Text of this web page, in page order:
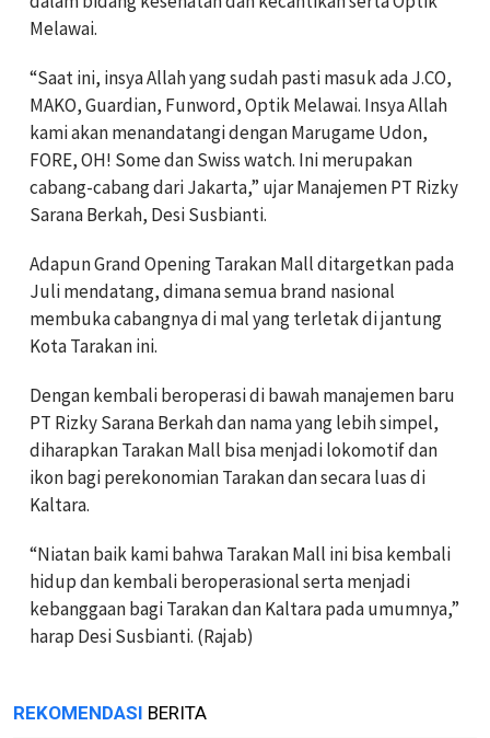
Melawai.
“Saat ini, insya Allah yang sudah pasti masuk ada J.CO,
MAKO, Guardian, Funword, Optik Melawai. Insya Allah
kami akan menandatangi dengan Marugame Udon,
FORE, OH! Some dan Swiss watch. Ini merupakan
cabang-cabang dari Jakarta,” ujar Manajemen PT Rizky
Sarana Berkah, Desi Susbianti.
Adapun Grand Opening Tarakan Mall ditargetkan pada
Juli mendatang, dimana semua brand nasional
membuka cabangnya di mal yang terletak di jantung
Kota Tarakan ini.
Dengan kembali beroperasi di bawah manajemen baru
PT Rizky Sarana Berkah dan nama yang lebih simpel,
diharapkan Tarakan Mall bisa menjadi lokomotif dan
ikon bagi perekonomian Tarakan dan secara luas di
Kaltara.
“Niatan baik kami bahwa Tarakan Mall ini bisa kembali
hidup dan kembali beroperasional serta menjadi
kebanggaan bagi Tarakan dan Kaltara pada umumnya,”
harap Desi Susbianti. (Rajab)
REKOMENDASI BERITA